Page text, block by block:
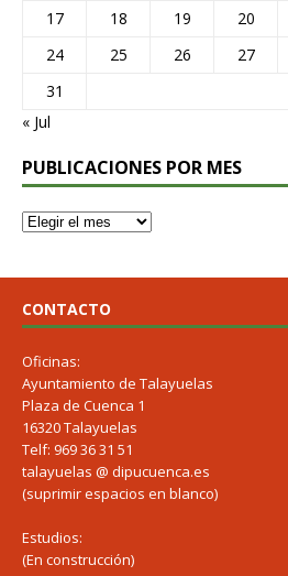
17
18 19 20
24
25 26 27
31
« Jul
PUBLICACIONES POR MES
CONTACTO
Oficinas:
Ayuntamiento de Talayuelas
Plaza de Cuenca 1
16320 Talayuelas
Telf: 969 36 31 51
talayuelas @ dipucuenca.es
(suprimir espacios en blanco)
Estudios:
(En construcción)